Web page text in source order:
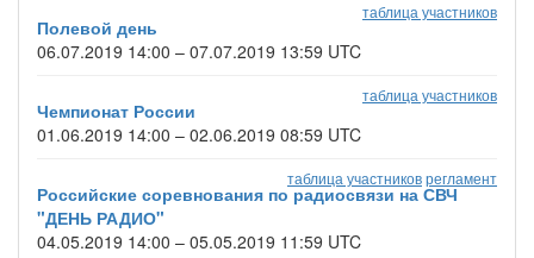
таблица участников
Полевой день
06.07.2019 14:00 – 07.07.2019 13:59 UTC
таблица участников
Чемпионат России
01.06.2019 14:00 – 02.06.2019 08:59 UTC
таблица участниковрегламент
Российские соревнования по радиосвязи на СВЧ
"ДЕНЬ РАДИО"
04.05.2019 14:00 – 05.05.2019 11:59 UTC